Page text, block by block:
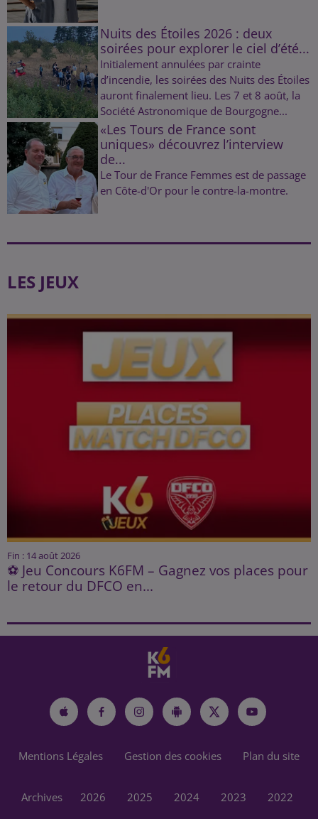
Nuits des Étoiles 2026 : deux
soirées pour explorer le ciel d’été...
Initialement annulées par crainte
d’incendie, les soirées des Nuits des Étoiles
auront finalement lieu. Les 7 et 8 août, la
Société Astronomique de Bourgogne...
«Les Tours de France sont
uniques» découvrez l’interview
de...
Le Tour de France Femmes est de passage
en Côte-d'Or pour le contre-la-montre.
LES JEUX
Fin : 14 août 2026
⚽ Jeu Concours K6FM – Gagnez vos places pour
le retour du DFCO en...
Mentions Légales Gestion des cookies Plan du site
Archives 2026 2025 2024 2023 2022